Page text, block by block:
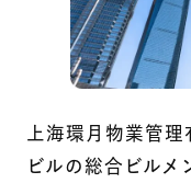
上海環月物業管
ビルの総合ビル